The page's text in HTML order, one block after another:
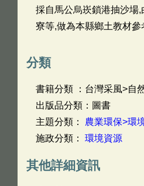
採自馬公烏崁鎖港抽沙場,
寮等,做為本縣鄉土教材參
分類
書籍分類 ：台灣采風>自
出版品分類：圖書
主題分類： 農業環保>環
施政分類： 環境資源
其他詳細資訊